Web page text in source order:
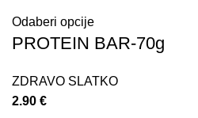
Odaberi opcije
PROTEIN BAR-70g
ZDRAVO SLATKO
2.90 €